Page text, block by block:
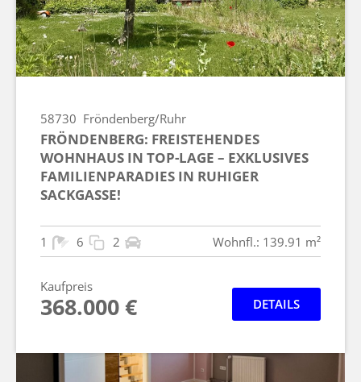
58730 Fröndenberg/Ruhr
FRÖNDENBERG: FREISTEHENDES
WOHNHAUS IN TOP-LAGE – EXKLUSIVES
FAMILIENPARADIES IN RUHIGER
SACKGASSE!
1 6 2 Wohnfl.: 139.91 m²
Kaufpreis
368.000 € DETAILS